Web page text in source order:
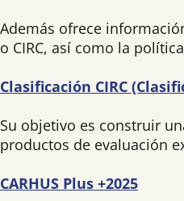
Además ofrece
o CIRC, así como la
Clasificación CIRC
Su objetivo es construir
productos de evaluación
CARHUS Plus +2025